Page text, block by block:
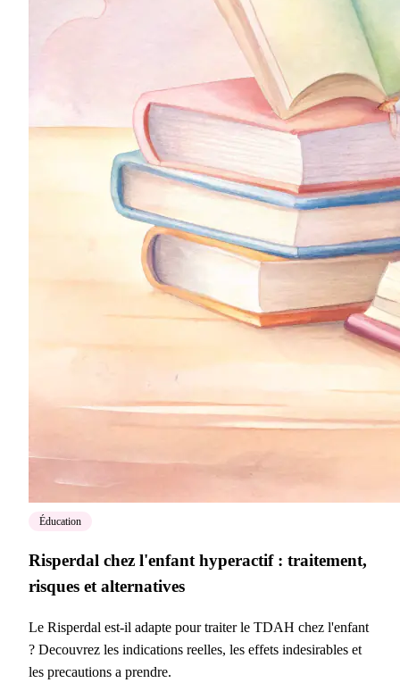
Éducation
Risperdal chez l'enfant hyperactif : traitement,
risques et alternatives
Le Risperdal est-il adapte pour traiter le TDAH chez l'enfant
? Decouvrez les indications reelles, les effets indesirables et
les precautions a prendre.